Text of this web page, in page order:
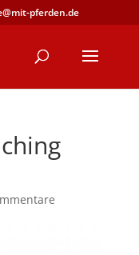
pferden.de